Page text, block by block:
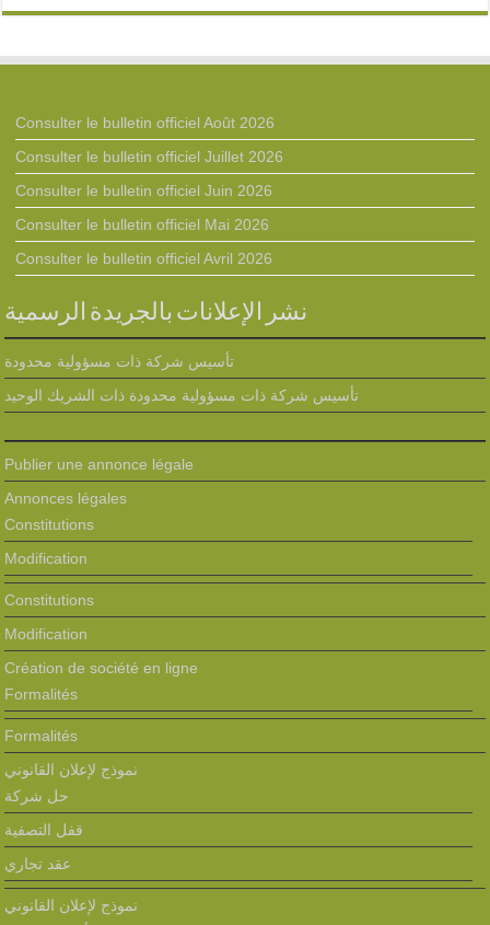
Consulter le bulletin officiel Août 2026
Consulter le bulletin officiel Juillet 2026
Consulter le bulletin officiel Juin 2026
Consulter le bulletin officiel Mai 2026
Consulter le bulletin officiel Avril 2026
نشر الإعلانات بالجريدة الرسمية
تأسيس شركة ذات مسؤولية محدودة
تأسيس شركة ذات مسؤولية محدودة ذات الشريك الوحيد
Publier une annonce légale
Annonces légales
Constitutions
Modification
Constitutions
Modification
Création de société en ligne
Formalités
Formalités
نموذج لإعلان القانوني
حل شركة
قفل التصفية
عقد تجاري
نموذج لإعلان القانوني